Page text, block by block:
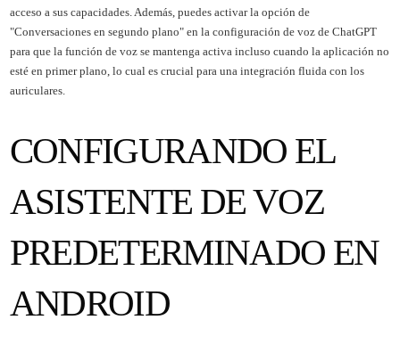
acceso a sus capacidades. Además, puedes activar la opción de
"Conversaciones en segundo plano" en la configuración de voz de ChatGPT
para que la función de voz se mantenga activa incluso cuando la aplicación no
esté en primer plano, lo cual es crucial para una integración fluida con los
auriculares.
CONFIGURANDO EL
ASISTENTE DE VOZ
PREDETERMINADO EN
ANDROID